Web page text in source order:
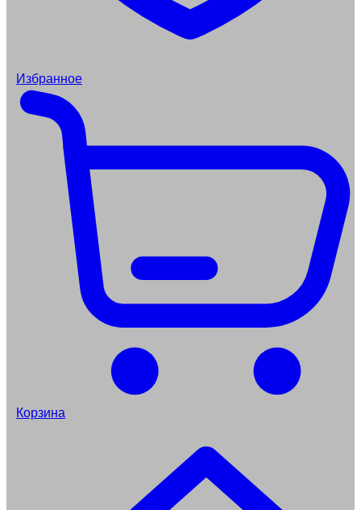
Избранное
Корзина